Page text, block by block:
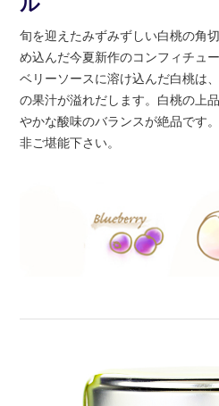
旬を迎えたみずみずしい白桃の角
め込んだ今夏新作のコンフィチュ
ベリーソースに溶け込んだ白桃は
の果汁が溢れだします。白桃の上
やかな酸味のバランスが絶品です
非ご堪能下さい。